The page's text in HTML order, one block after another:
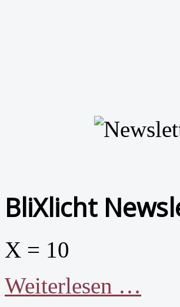
BliXlicht
X = 10
Weiterlesen …